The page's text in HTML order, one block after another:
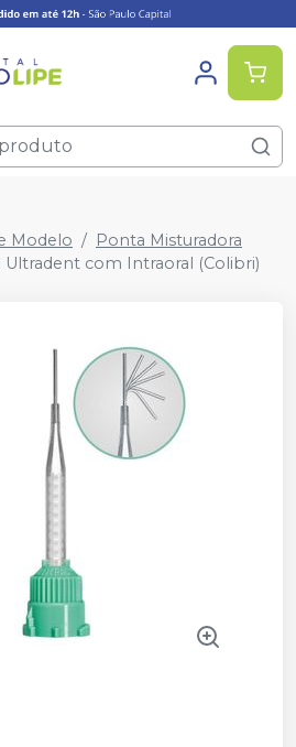
Modelo
Ponta Misturadora
Ultradent com Intraoral (Colibri)